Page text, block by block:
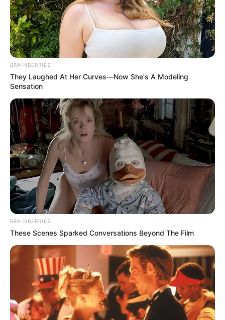
BRAINBERRIES
They Laughed At Her Curves—Now She's A Modeling
Sensation
BRAINBERRIES
These Scenes Sparked Conversations Beyond The Film